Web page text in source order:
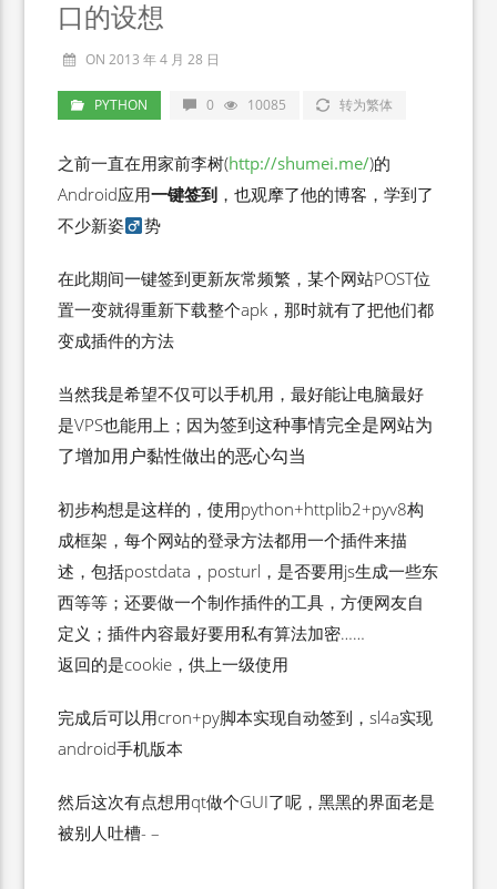
口的设想
ON 2013 年 4 月 28 日
PYTHON 0 10085 转为繁体
之前一直在用家前李树(http://shumei.me/)的
Android应用一键签到 ，也观摩了他的博客，学到了
不少新姿
势
在此期间一键签到更新灰常频繁，某个网站POST位
置一变就得重新下载整个apk，那时就有了把他们都
变成插件的方法
当然我是希望不仅可以手机用，最好能让电脑最好
是VPS也能用上；因为签到这种事情完全是网站为
了增加用户黏性做出的恶心勾当
初步构想是这样的，使用python+httplib2+pyv8构
成框架，每个网站的登录方法都用一个插件来描
述，包括postdata，posturl，是否要用js生成一些东
西等等；还要做一个制作插件的工具，方便网友自
定义；插件内容最好要用私有算法加密……
返回的是cookie，供上一级使用
完成后可以用cron+py脚本实现自动签到，sl4a实现
android手机版本
然后这次有点想用qt做个GUI了呢，黑黑的界面老是
被别人吐槽- –